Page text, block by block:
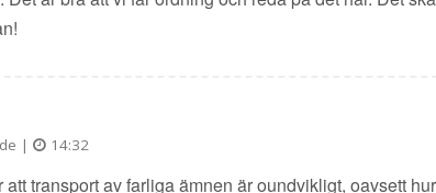
| 14:32
transport av farliga ämnen är oundvikligt, oavsett